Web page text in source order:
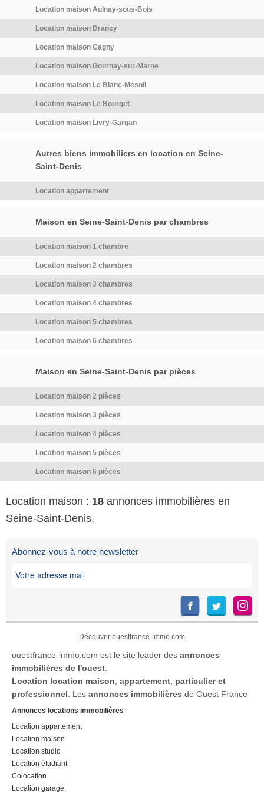
d'agence.Comment ça marche
est transmise aux propriétaires
vous contactent
directement votre candidature
inscrire sur LocService. Les
directement et les locations
LocService2/ Votre candidature
€/mois uniquement pendant la
Location maison Aulnay-sous-Bois
Location maison Drancy
Location maison Gagny
Location maison Gournay-sur-Marne
Location maison Le Blanc-Mesnil
Location maison Le Bourget
Location maison Livry-Gargan
Autres biens immobiliers en location en Seine-
Saint-Denis
Location appartement
Maison en Seine-Saint-Denis par chambres
Location maison 1 chambre
Location maison 2 chambres
Location maison 3 chambres
Location maison 4 chambres
Location maison 5 chambres
Location maison 6 chambres
Maison en Seine-Saint-Denis par pièces
Location maison 2 pièces
Location maison 3 pièces
Location maison 4 pièces
Location maison 5 pièces
Location maison 6 pièces
Location maison : 18 annonces immobilières en
Seine-Saint-Denis.
Abonnez-vous à notre newsletter
Découvrir ouestfrance-immo.com
ouestfrance-immo.com est le site leader des annonces
immobilières de l'ouest
Location location maison appartement particulier et
professionnel . Les annonces immobilières de Ouest France
Annonces locations immobilières
Location appartement
Location maison
Location studio
Location étudiant
Colocation
Location garage